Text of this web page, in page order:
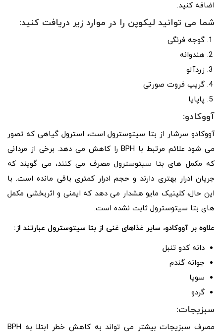
اضافه کنید.
شما می توانید لیکوپن را در موارد زیر دریافت کنید:
گوجه فرنگی
هندوانه
زردآلو
گریپ فروت صورتی
پاپایا
آووکادو:
آووکادو سرشار از بتا سیتوسترول است، استرول گیاهی که تصور
می شود علائم مرتبط با BPH را کاهش می دهد. برخی از مردانی
که مکمل های بتا سیتوسترول مصرف می کنند، می گویند که
جریان ادرار بهتری دارند و حجم ادرار کمتری باقی مانده است. با
این حال، کلینیک مایو هشدار می دهد که ایمنی و اثربخشی مکمل
های بتا سیتوسترول ثابت نشده است.
علاوه بر آووکادو، سایر غذاهای غنی از بتا سیتوسترول عبارتند از:
دانه کدو تنبل
جوانه گندم
سویا
گردو
سبزیجات:
مصرف سبزیجات بیشتر می تواند به کاهش خطر ابتلا به BPH